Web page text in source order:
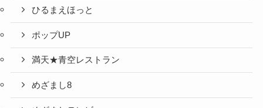
ひるまえほっと
ポップUP
満天★青空レストラン
めざまし8